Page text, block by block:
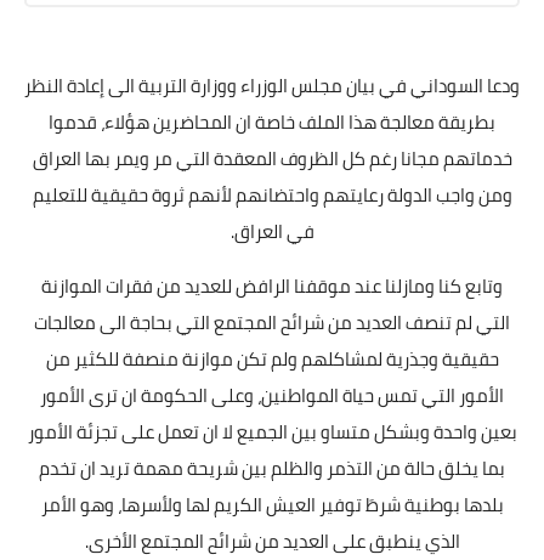
ودعا السوداني في بيان مجلس الوزراء ووزارة التربية الى إعادة النظر
بطريقة معالجة هذا الملف خاصة ان المحاضرين هؤلاء، قدموا
خدماتهم مجانا رغم كل الظروف المعقدة التي مر ويمر بها العراق
ومن واجب الدولة رعايتهم واحتضانهم لأنهم ثروة حقيقية للتعليم
في العراق.
وتابع كنا ومازلنا عند موقفنا الرافض للعديد من فقرات الموازنة
التي لم تنصف العديد من شرائح المجتمع التي بحاجة الى معالجات
حقيقية وجذرية لمشاكلهم ولم تكن موازنة منصفة للكثير من
الأمور التي تمس حياة المواطنين، وعلى الحكومة ان ترى الأمور
بعين واحدة وبشكل متساو بين الجميع لا ان تعمل على تجزئة الأمور
بما يخلق حالة من التذمر والظلم بين شريحة مهمة تريد ان تخدم
بلدها بوطنية شرطَ توفير العيش الكريم لها ولأسرها، وهو الأمر
الذي ينطبق على العديد من شرائح المجتمع الأخرى.